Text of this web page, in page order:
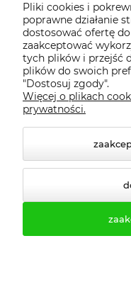
Rodzaje
metalowych
Regały metalowe
PROFES-MTA -
przeznaczony jest do
500 kilogramów w
Pliki cookies i
poprawne działanie
dostosować ofertę
zaakceptować
tych plików i przejść
plików do swoich
"Dostosuj zgody".
Więcej o plikach
prywatności.